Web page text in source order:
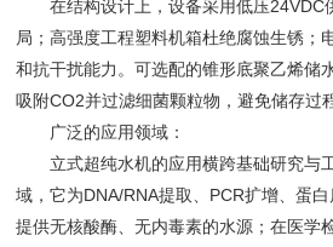
在结构设计上，设备采用低压24VDC
局；高强度工程塑料机箱杜绝腐蚀生锈；
和抗干扰能力。可选配的锥形底聚乙烯储
吸附CO2并过滤细菌颗粒物，避免储存过
广泛的应用领域：
立式超纯水机的应用横跨基础研究与
域，它为DNA/RNA提取、PCR扩增、蛋
提供无核酸酶、无内毒素的水源；在医学